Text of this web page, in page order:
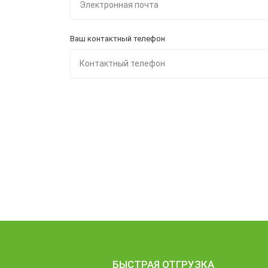
Ваш контактный телефон
БЫСТРАЯ ОТГРУЗКА